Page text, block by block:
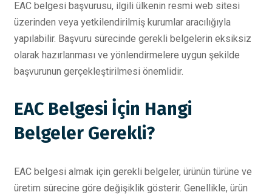
EAC belgesi başvurusu, ilgili ülkenin resmi web sitesi
üzerinden veya yetkilendirilmiş kurumlar aracılığıyla
yapılabilir. Başvuru sürecinde gerekli belgelerin eksiksiz
olarak hazırlanması ve yönlendirmelere uygun şekilde
başvurunun gerçekleştirilmesi önemlidir.
EAC Belgesi İçin Hangi
Belgeler Gerekli?
EAC belgesi almak için gerekli belgeler, ürünün türüne ve
üretim sürecine göre değişiklik gösterir. Genellikle, ürün